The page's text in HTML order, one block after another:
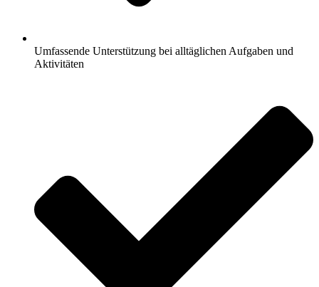
Umfassende Unterstützung bei alltäglichen Aufgaben und
Aktivitäten